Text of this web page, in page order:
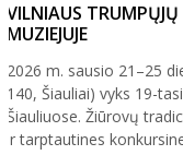
VILNIAUS
MUZIEJUJE
2026 m. sausio 21–25
140, Šiauliai) vyks 19-
Šiauliuose. Žiūrovų
ir tarptautines